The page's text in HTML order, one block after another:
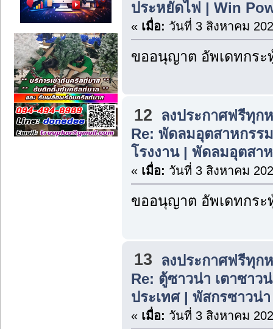
ประหยัดไฟ | Win
« เมื่อ: วันที่ 3 สิงหาคม
ขออนุญาต อัพเดทกระ
12
ลงประกาศฟรีทุก
Re: พัดลมอุตสาหกรร
โรงงาน | พัดลมอุตสา
« เมื่อ: วันที่ 3 สิงหาคม
ขออนุญาต อัพเดทกระ
13
ลงประกาศฟรีทุก
Re: ตู้ซาวน่า เตาซา
ประเทศ | พัสกรซาวน่า
« เมื่อ: วันที่ 3 สิงหาคม